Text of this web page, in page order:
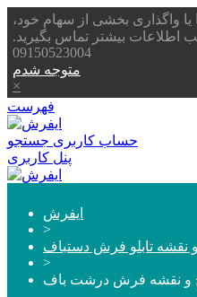
واگذاری بخشی از سهام خود،
اطلاعات بیشتر تماس بگیرید.
09150523004
متوجه شدم
×
فهرست
حساب کاربری جستجو
پنل کاربری
ایفرش
>
نقشه تابلو فرش دستباف
>
و نقشه فرش درشت باف